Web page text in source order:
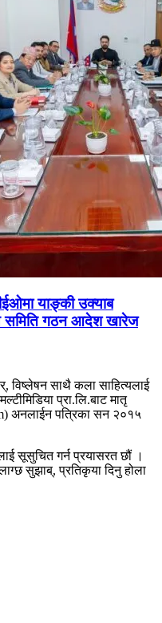
याङ्की उक्याब
समिति गठन आदेश खारेज
विष्लेषन साथै कला साहित्यलाई
प्रा.लि.बाट मातृ
अनलाईन पत्रिका सन २०१५
सूसुचित गर्न प्रयासरत छौं ।
सुझाब्, प्रतिकृया दिनु होला